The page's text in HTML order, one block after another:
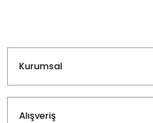
Kurumsal
Alışveriş